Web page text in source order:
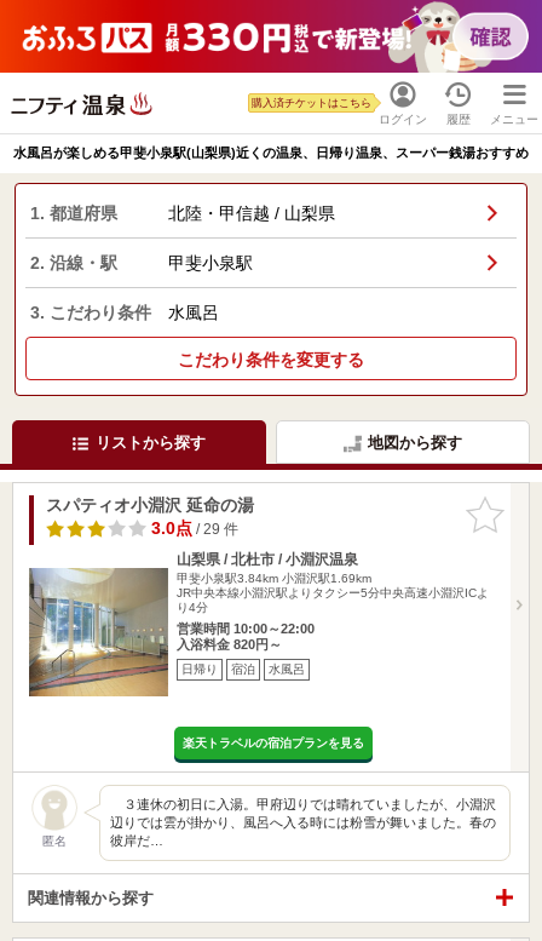
ログイン
購入済チケットはこちら
履歴 メニュー
水風呂が楽しめる甲斐小泉駅(山梨県)近くの温泉、日帰り温泉、スーパー銭湯おすすめ
1. 都道府県 北陸・甲信越 / 山梨県
2. 沿線・駅 甲斐小泉駅
3. こだわり条件 水風呂
こだわり条件を変更する
リストから探す 地図から探す
お気に入
りに追加
スパティオ小淵沢 延命の湯
3.0点/ 29 件
山梨県 / 北杜市 / 小淵沢温泉
甲斐小泉駅3.84km 小淵沢駅1.69km
JR中央本線小淵沢駅よりタクシー5分中央高速小淵沢ICよ
り4分
営業時間 10:00～22:00
入浴料金 820円～
日帰り 宿泊 水風呂
楽天トラベルの宿泊プランを見る
匿名
３連休の初日に入湯。甲府辺りでは晴れていましたが、小淵沢
辺りでは雲が掛かり、風呂へ入る時には粉雪が舞いました。春の
彼岸だ…
関連情報から探す